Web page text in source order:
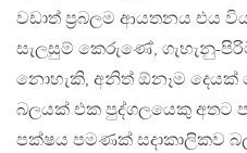
වඩාත් ප‍්‍රබලම ආයතනය එය විය
සැලසුම් කෙරුණේ, ගැහැනු-
නොහැකි, අනිත් ඕනෑම දෙයක්
බලයක් එක පුද්ගලයෙකු අතට
පක්ෂය පමණක් සදාකාලිකව